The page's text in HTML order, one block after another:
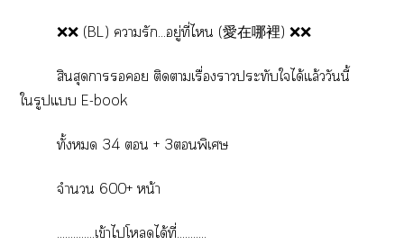
❌❌ (BL) ารัก...อยู่ที่ไ (愛在哪裡) ❌❌
สินสุดา ติดาเรื่องาประทับใได้แล้ววันนี้
ใรูปแ E-book
ทั้ง 34  + 3พิเศษ
จำนวน 600+ หน้า
..............เข้าไโดได้ที่...........